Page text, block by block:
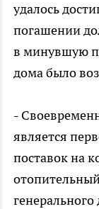
удалось
погашении
в минувшую
дома было
-
является
поставок на